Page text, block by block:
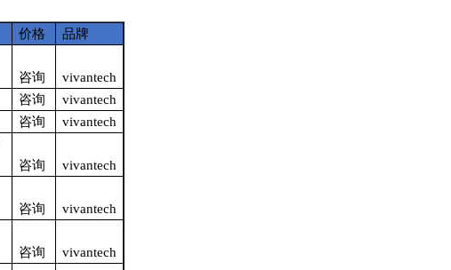
价格 品牌
咨询
vivantech
咨询
vivantech
咨询 vivantech
咨询 vivantech
咨询 vivantech
咨询 vivantech